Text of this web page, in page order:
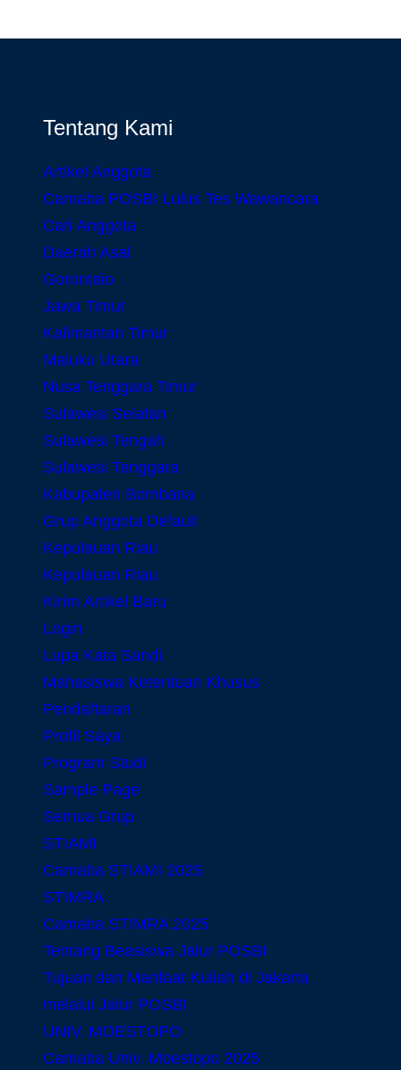
Tentang Kami
Artikel Anggota
Camaba POSBI Lulus Tes Wawancara
Cari Anggota
Daerah Asal
Gorontalo
Jawa Timur
Kalimantan Timur
Maluku Utara
Nusa Tenggara Timur
Sulawesi Selatan
Sulawesi Tengah
Sulawesi Tenggara
Kabupaten Bombana
Grup Anggota Default
Kepulauan Riau
Kepulauan Riau
Kirim Artikel Baru
Login
Lupa Kata Sandi
Mahasiswa Ketentuan Khusus
Pendaftaran
Profil Saya
Program Studi
Sample Page
Semua Grup
STIAMI
Camaba STIAMI 2025
STIMRA
Camaba STIMRA 2025
Tentang Beasiswa Jalur POSBI
Tujuan dan Manfaat Kuliah di Jakarta
melalui Jalur POSBI
UNIV. MOESTOPO
Camaba Univ. Moestopo 2025